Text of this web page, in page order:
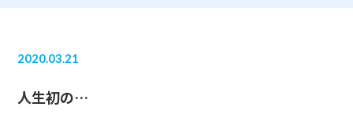
2020.03.21
人生初の…